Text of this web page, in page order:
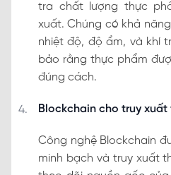
tra chất lượng thực
xuất. Chúng có khả
nhiệt độ, độ ẩm, và khí
bảo rằng thực phẩm
đúng cách.
Blockchain cho truy
Công nghệ Blockchain
minh bạch và truy xuất